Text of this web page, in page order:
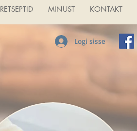
RETSEPTID MINUST KONTAKT
Logi sisse